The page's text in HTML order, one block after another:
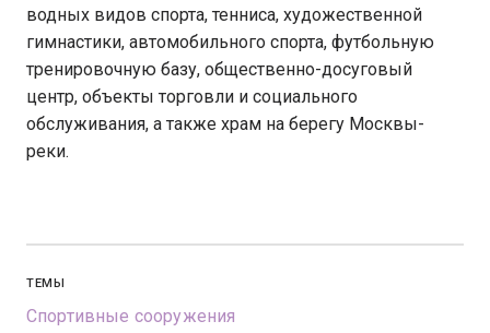
водных видов спорта, тенниса, художественной
гимнастики, автомобильного спорта, футбольную
тренировочную базу, общественно-досуговый
центр, объекты торговли и социального
обслуживания, а также храм на берегу Москвы-
реки.
ТЕМЫ
Спортивные сооружения